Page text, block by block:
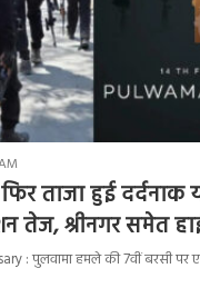
ताजा हुई दर्दनाक
तेज, श्रीनगर समेत
: पुलवामा हमले की 7वीं बरसी पर